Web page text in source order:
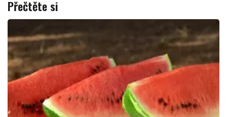
Přečtěte si